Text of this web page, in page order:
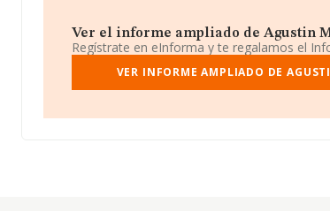
Ver el informe ampliado de Agustin
Regístrate en eInforma y te regalamos el
VER INFORME AMPLIADO DE